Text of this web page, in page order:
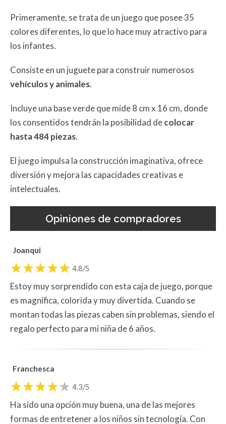
Primeramente, se trata de un juego que posee 35
colores diferentes, lo que lo hace muy atractivo para
los infantes.
Consiste en un juguete para construir numerosos
vehículos y animales.
Incluye una base verde que mide 8 cm x 16 cm, donde
los consentidos tendrán la posibilidad decolocar
hasta 484 piezas.
El juego impulsa la construcción imaginativa, ofrece
diversión y mejora las capacidades creativas e
intelectuales.
Opiniones de compradores
Joanqui
4.8/5
Estoy muy sorprendido con esta caja de juego, porque
es magnífica, colorida y muy divertida. Cuando se
montan todas las piezas caben sin problemas, siendo el
regalo perfecto para mi niña de 6 años.
Franchesca
4.3/5
Ha sido una opción muy buena, una de las mejores
formas de entretener a los niños sin tecnología. Con